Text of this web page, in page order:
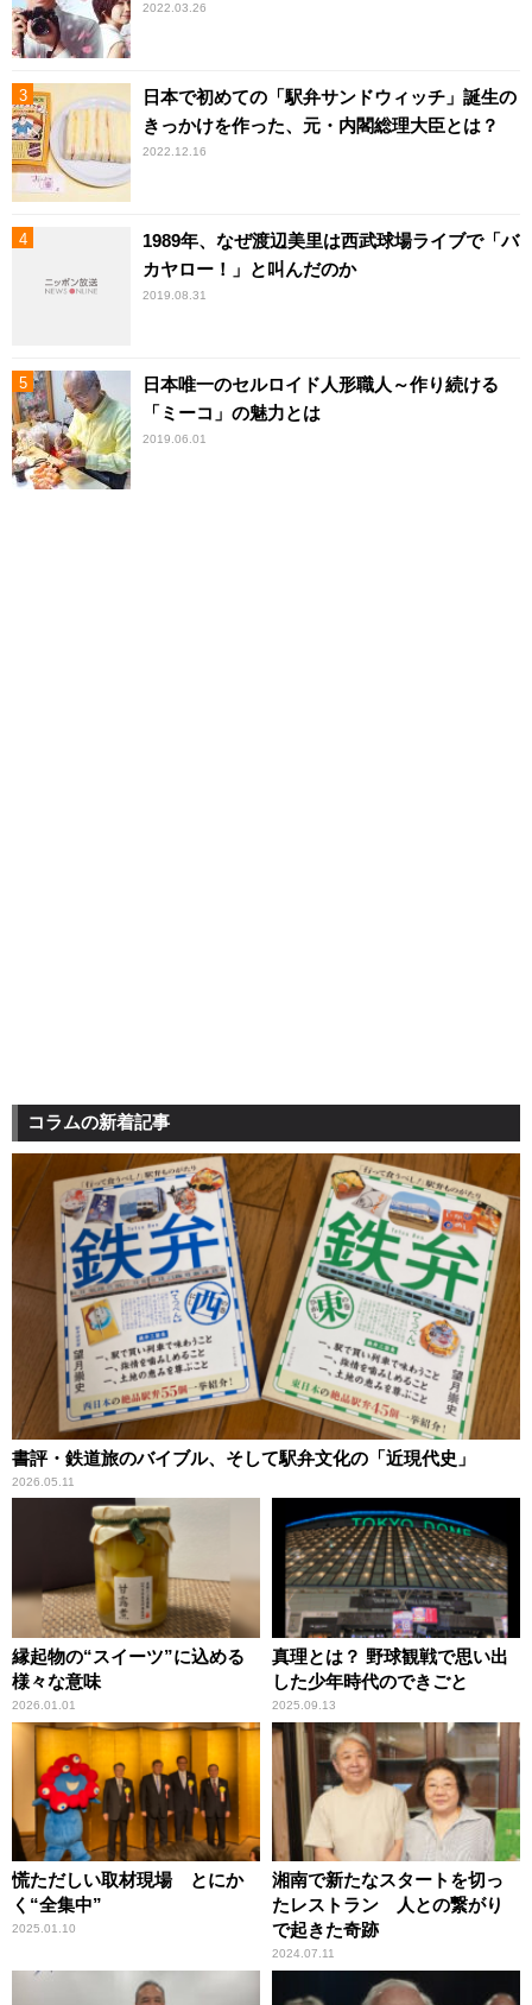
2022.03.26
日本で初めての「駅弁サンドウィッチ」誕生の
きっかけを作った、元・内閣総理大臣とは？
2022.12.16
1989年、なぜ渡辺美里は西武球場ライブで「バ
カヤロー！」と叫んだのか
2019.08.31
日本唯一のセルロイド人形職人～作り続ける
「ミーコ」の魅力とは
2019.06.01
コラムの新着記事
書評・鉄道旅のバイブル、そして駅弁文化の「近現代史」
2026.05.11
縁起物の“スイーツ”に込める
様々な意味
2026.01.01
真理とは？ 野球観戦で思い出
した少年時代のできごと
2025.09.13
慌ただしい取材現場 とにか
く“全集中”
2025.01.10
湘南で新たなスタートを切っ
たレストラン 人との繋がり
で起きた奇跡
2024.07.11